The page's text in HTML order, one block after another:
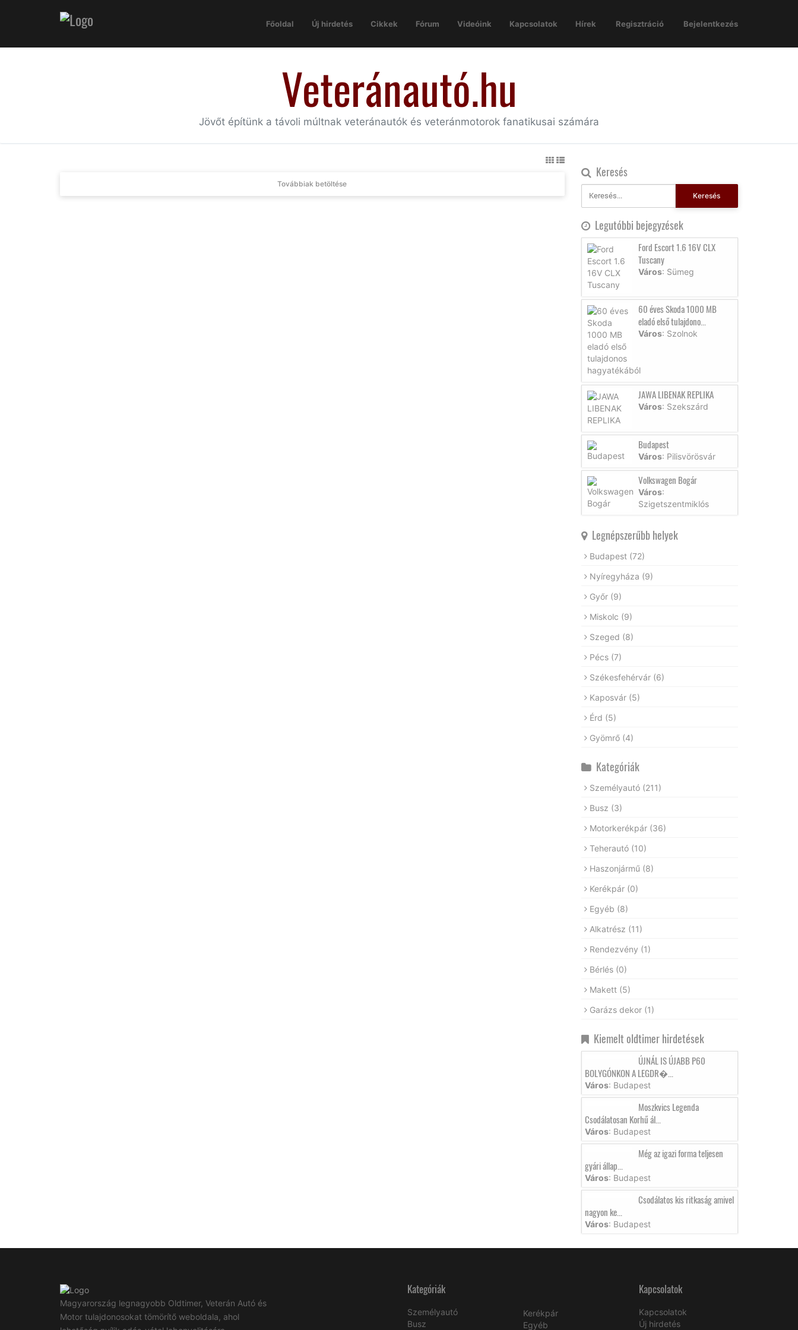
Főoldal Új hirdetés Cikkek Fórum Videóink Kapcsolatok Hírek Regisztráció Bejelentkezés
Veteránautó.hu
Jövőt építünk a távoli múltnak veteránautók és veteránmotorok fanatikusai számára
Továbbiak betöltése
Keresés
Keresés
Legutóbbi bejegyzések
Ford Escort 1.6 16V CLX
Tuscany
Város: Sümeg
60 éves Skoda 1000 MB
eladó első tulajdono...
Város: Szolnok
JAWA LIBENAK REPLIKA
Város: Szekszárd
Budapest
Város: Pilisvörösvár
Volkswagen Bogár
Város:
Szigetszentmiklós
Legnépszerűbb helyek
Budapest (72)
Nyíregyháza (9)
Győr (9)
Miskolc (9)
Szeged (8)
Pécs (7)
Székesfehérvár (6)
Kaposvár (5)
Érd (5)
Gyömrő (4)
Kategóriák
Személyautó (211)
Busz (3)
Motorkerékpár (36)
Teherautó (10)
Haszonjármű (8)
Kerékpár (0)
Egyéb (8)
Alkatrész (11)
Rendezvény (1)
Bérlés (0)
Makett (5)
Garázs dekor (1)
Kiemelt oldtimer hirdetések
ÚJNÁL IS ÚJABB P60
BOLYGÓNKON A LEGDR�...
Város: Budapest
Moszkvics Legenda
Csodálatosan Korhű ál...
Város: Budapest
Még az igazi forma teljesen
gyári állap...
Város: Budapest
Csodálatos kis ritkaság amivel
nagyon ke...
Város: Budapest
Magyarország legnagyobb Oldtimer, Veterán Autó és
Motor tulajdonosokat tömörítő weboldala, ahol
Kategóriák
Személyautó
Busz
Kerékpár
Egyéb
Kapcsolatok
Kapcsolatok
Új hirdetés